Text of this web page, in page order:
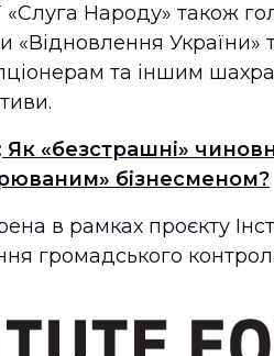
«Слуга Народу» також
«Відновлення України»
та іншим
Як «безстрашні»
бізнесменом?
в рамках проєкту
громадського